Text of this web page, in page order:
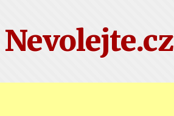
Nevolejte.cz